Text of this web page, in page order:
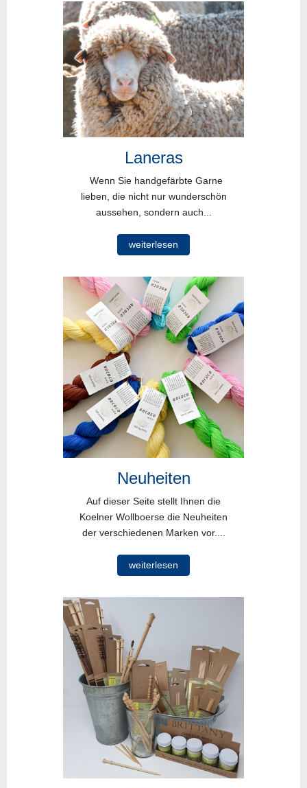
Laneras
Wenn Sie handgefärbte Garne
lieben, die nicht nur wunderschön
aussehen, sondern auch...
weiterlesen
Neuheiten
Auf dieser Seite stellt Ihnen die
Koelner Wollboerse die Neuheiten
der verschiedenen Marken vor....
weiterlesen